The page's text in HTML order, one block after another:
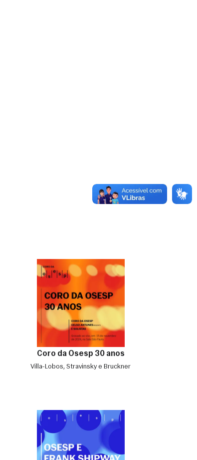
Coro da Osesp 30 anos
Villa-Lobos, Stravinsky e Bruckner